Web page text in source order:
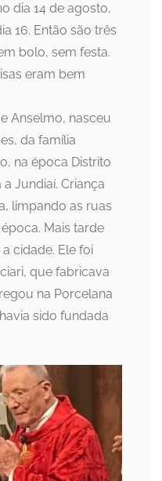
dia 14 de agosto,
16. Então são três
bolo, sem festa.
eram bem
Anselmo, nasceu
da família
na época Distrito
Jundiaí. Criança
limpando as ruas
Mais tarde
cidade. Ele foi
que fabricava
na Porcelana
sido fundada